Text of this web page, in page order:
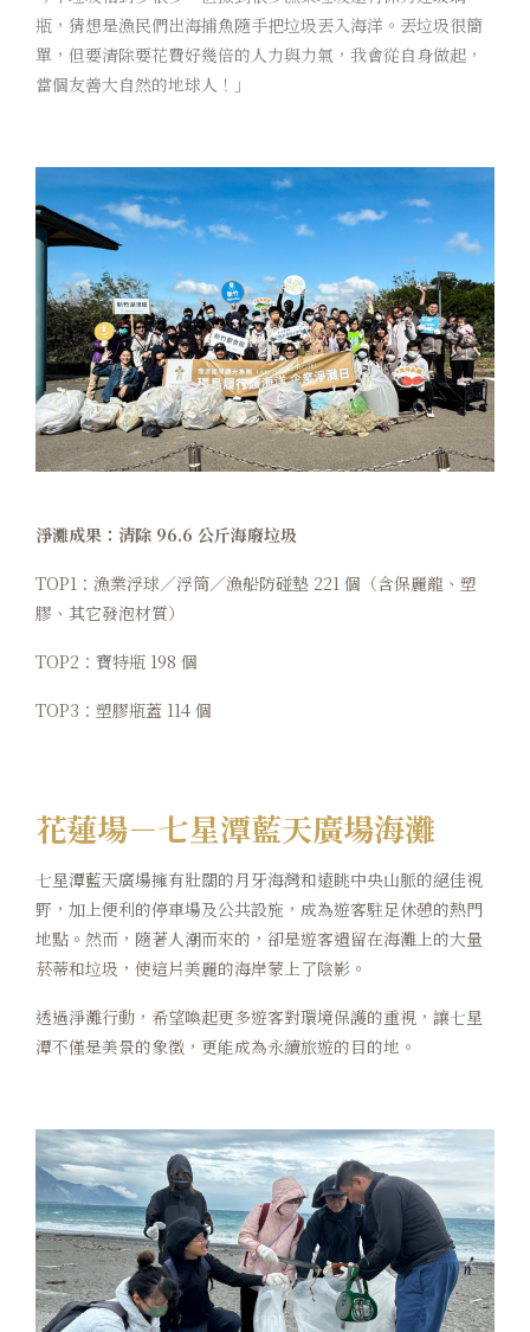
瓶，猜想是漁民們出海捕魚隨手把垃圾丟入海洋。丟垃圾很簡
單，但要清除要花費好幾倍的人力與力氣，我會從自身做起，
當個友善大自然的地球人！」
淨灘成果：清除 96.6 公斤海廢垃圾
TOP1：漁業浮球／浮筒／漁船防碰墊 221 個（含保麗龍、塑
膠、其它發泡材質）
TOP2：寶特瓶 198 個
TOP3：塑膠瓶蓋 114 個
花蓮場－七星潭藍天廣場海灘
七星潭藍天廣場擁有壯闊的月牙海灣和遠眺中央山脈的絕佳視
野，加上便利的停車場及公共設施，成為遊客駐足休憩的熱門
地點。然而，隨著人潮而來的，卻是遊客遺留在海灘上的大量
菸蒂和垃圾，使這片美麗的海岸蒙上了陰影。
透過淨灘行動，希望喚起更多遊客對環境保護的重視，讓七星
潭不僅是美景的象徵，更能成為永續旅遊的目的地。